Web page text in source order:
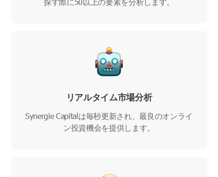
リアルタイム市場分析
Synergie Capitalは毎秒更新され、最良のオンライ
ン投資機会を提供します。